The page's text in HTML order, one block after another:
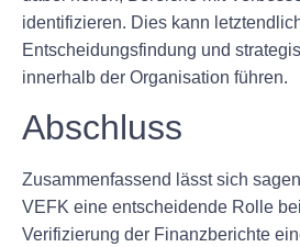
identifizieren. Dies kann
Entscheidungsfindung und
innerhalb der Organisation führen.
Abschluss
Zusammenfassend lässt sich
VEFK eine entscheidende Rolle
Verifizierung der Finanzberichte